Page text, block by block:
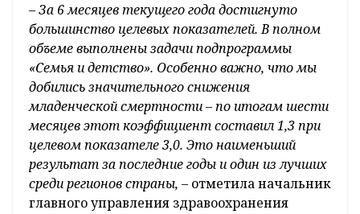
– За 6 месяцев текущего года достигнуто
большинство целевых показателей. В полном
объеме выполнены задачи подпрограммы
«Семья и детство». Особенно важно, что мы
добились значительного снижения
младенческой смертности – по итогам шести
месяцев этот коэффициент составил 1,3 при
целевом показателе 3,0. Это наименьший
результат за последние годы и один из лучших
среди регионов страны, – отметила начальник
главного управления здравоохранения